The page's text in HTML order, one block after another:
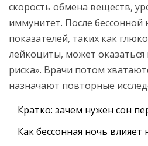
скорость обмена веществ,
иммунитет. После
показателей, таких как
лейкоциты, может оказаться
риска». Врачи потом
назначают повторные
Кратко: зачем нужен сон
Как бессонная ночь влияет